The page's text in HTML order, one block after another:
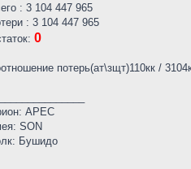
: 3 104 447 965
: 3 104 447 965
0
потерь(ат\зщт)110кк /
АРЕС
SON
Бушидо